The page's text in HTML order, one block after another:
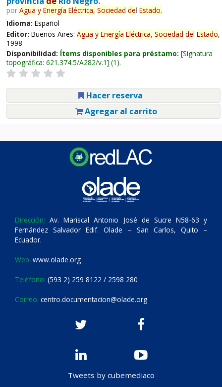
por Agua y Energía Eléctrica, Sociedad del Estado.
Idioma: Español
Editor: Buenos Aires: Agua y Energía Eléctrica, Sociedad del Estado,
1998
Disponibilidad: Ítems disponibles para préstamo: Signatura
topográfica: 621.374.5/A282/v.1 (1).
Hacer reserva
Agregar al carrito
Dirección: Av. Mariscal Antonio José de Sucre N58-63 y
Fernández Salvador Edif. Olade – San Carlos, Quito –
Ecuador.
Web: www.olade.org
Teléfono: (593 2) 259 8122 / 2598 280
Correo: centro.documentacion@olade.org
Tweets by cubemediaco